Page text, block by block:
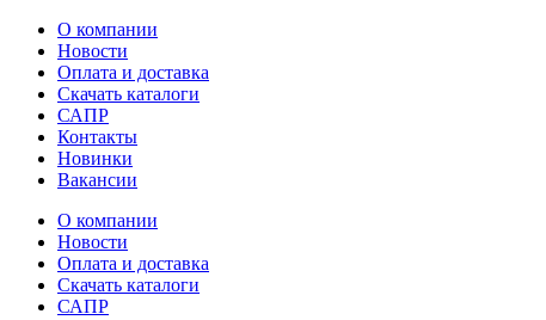
О компании
Новости
Оплата и доставка
Скачать каталоги
САПР
Контакты
Новинки
Вакансии
О компании
Новости
Оплата и доставка
Скачать каталоги
САПР